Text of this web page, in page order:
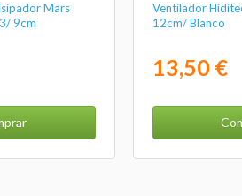
Mars
9cm
Ventilador
12cm/ Blanco
13,50 €